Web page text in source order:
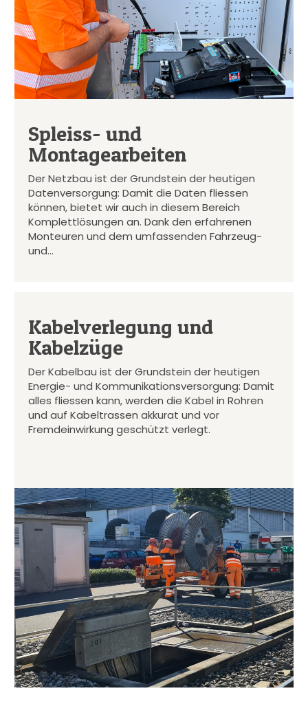
Spleiss- und
Montagearbeiten
Der Netzbau ist der Grundstein der heutigen
Datenversorgung: Damit die Daten fliessen
können, bietet wir auch in diesem Bereich
Komplettlösungen an. Dank den erfahrenen
Monteuren und dem umfassenden Fahrzeug-
und…
Kabelverlegung und
Kabelzüge
Der Kabelbau ist der Grundstein der heutigen
Energie- und Kommunikationsversorgung: Damit
alles fliessen kann, werden die Kabel in Rohren
und auf Kabeltrassen akkurat und vor
Fremdeinwirkung geschützt verlegt.